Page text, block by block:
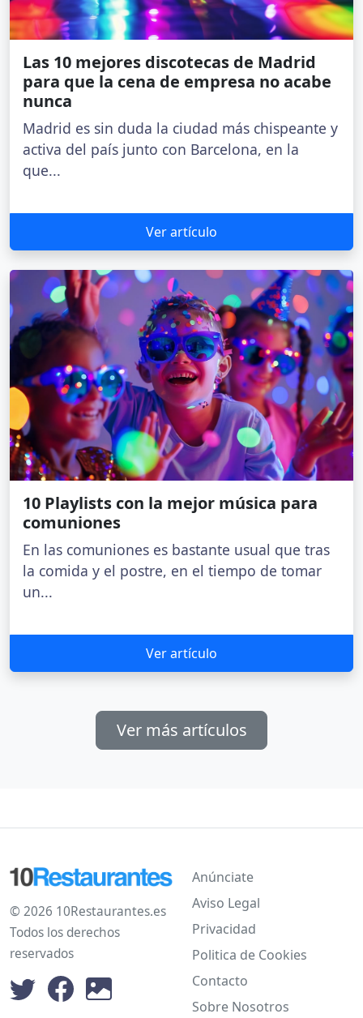
Las 10 mejores discotecas de Madrid
para que la cena de empresa no acabe
nunca
Madrid es sin duda la ciudad más chispeante y
activa del país junto con Barcelona, en la
que...
Ver artículo
10 Playlists con la mejor música para
comuniones
En las comuniones es bastante usual que tras
la comida y el postre, en el tiempo de tomar
un...
Ver artículo
Ver más artículos
© 2026 10Restaurantes.es
Todos los derechos
reservados
Anúnciate
Aviso Legal
Privacidad
Politica de Cookies
Contacto
Sobre Nosotros